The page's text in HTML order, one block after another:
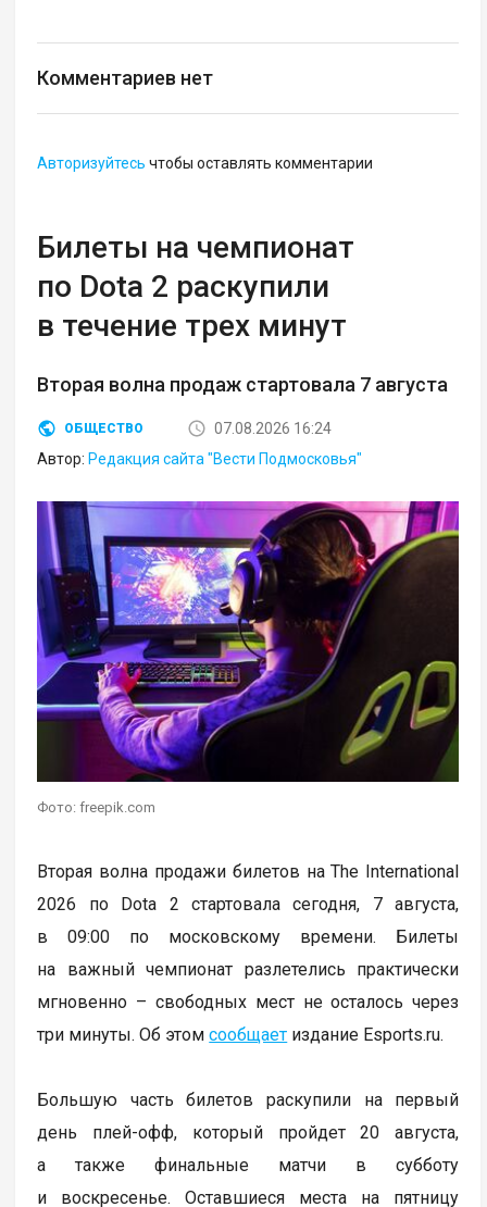
Комментариев нет
Авторизуйтесь чтобы оставлять комментарии
Билеты на чемпионат
по Dota 2 раскупили
в течение трех минут
Вторая волна продаж стартовала 7 августа
ОБЩЕСТВО
07.08.2026 16:24
Автор: Редакция сайта "Вести Подмосковья"
Фото: freepik.com
Вторая волна продажи билетов на The International
2026 по Dota 2 стартовала сегодня, 7 августа,
в 09:00 по московскому времени. Билеты
на важный чемпионат разлетелись практически
мгновенно – свободных мест не осталось через
три минуты. Об этомсообщает издание Esports.ru.
Большую часть билетов раскупили на первый
день плей-офф, который пройдет 20 августа,
а также финальные матчи в субботу
и воскресенье. Оставшиеся места на пятницу